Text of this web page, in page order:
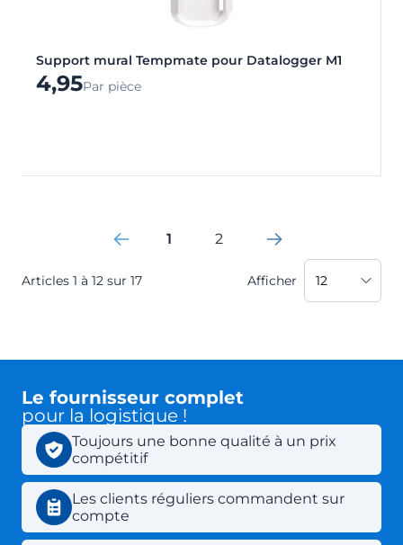
Support mural Tempmate pour Datalogger M1
4,95Par pièce
You're currently reading page
1 Page
2
Articles 1 à 12 sur 17 Afficher
Le fournisseur complet
pour la logistique !
Toujours une bonne qualité à un prix
compétitif
Les clients réguliers commandent sur
compte